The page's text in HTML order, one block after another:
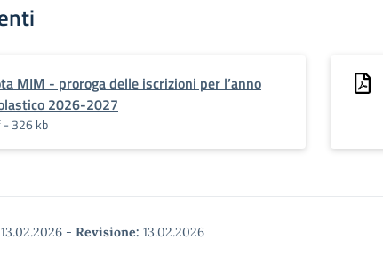
MIM - proroga delle iscrizioni per l’anno
2026-2027
- 326 kb
13.02.2026 - Revisione: 13.02.2026